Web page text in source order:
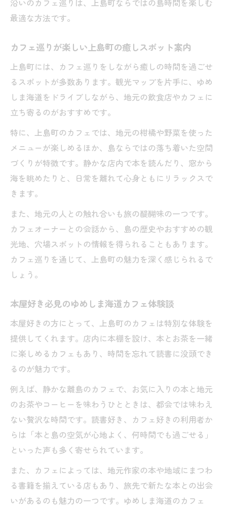
沿いのカフェ巡りは、上島町ならではの島時間を楽しむ
最適な方法です。
カフェ巡りが楽しい上島町の癒しスポット案内
上島町には、カフェ巡りをしながら癒しの時間を過ごせ
るスポットが多数あります。観光マップを片手に、ゆめ
しま海道をドライブしながら、地元の飲食店やカフェに
立ち寄るのがおすすめです。
特に、上島町のカフェでは、地元の柑橘や野菜を使った
メニューが楽しめるほか、島ならではの落ち着いた空間
づくりが特徴です。静かな店内で本を読んだり、窓から
海を眺めたりと、日常を離れて心身ともにリラックスで
きます。
また、地元の人との触れ合いも旅の醍醐味の一つです。
カフェオーナーとの会話から、島の歴史やおすすめの観
光地、穴場スポットの情報を得られることもあります。
カフェ巡りを通じて、上島町の魅力を深く感じられるで
しょう。
本屋好き必見のゆめしま海道カフェ体験談
本屋好きの方にとって、上島町のカフェは特別な体験を
提供してくれます。店内に本棚を設け、本とお茶を一緒
に楽しめるカフェもあり、時間を忘れて読書に没頭でき
るのが魅力です。
例えば、静かな離島のカフェで、お気に入りの本と地元
のお茶やコーヒーを味わうひとときは、都会では味わえ
ない贅沢な時間です。読書好き、カフェ好きの利用者か
らは「本と島の空気が心地よく、何時間でも過ごせる」
といった声も多く寄せられています。
また、カフェによっては、地元作家の本や地域にまつわ
る書籍を揃えている店もあり、旅先で新たな本との出会
いがあるのも魅力の一つです。ゆめしま海道のカフェ